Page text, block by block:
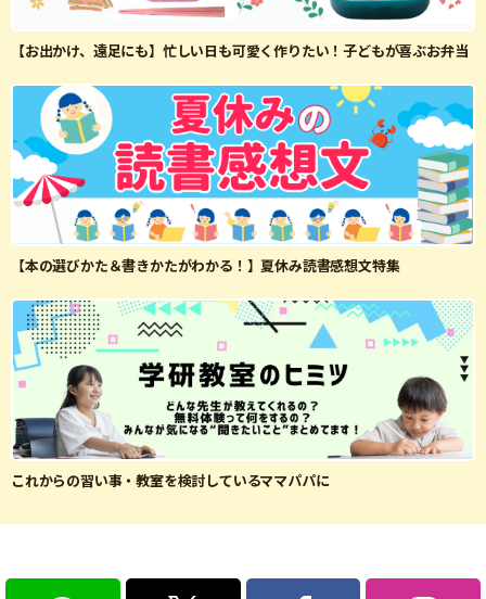
【お出かけ、遠足にも】忙しい日も可愛く作りたい！子どもが喜ぶお弁当
【本の選びかた＆書きかたがわかる！】夏休み読書感想文特集
これからの習い事・教室を検討しているママパパに